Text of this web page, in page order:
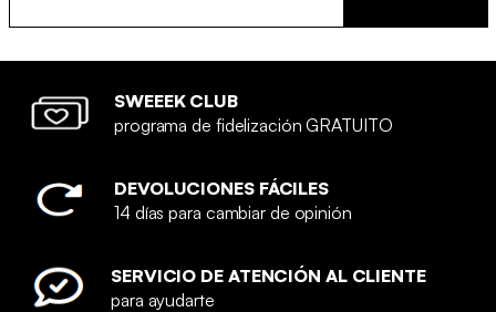
SWEEEK CLUB
programa de fidelización GRATUITO
DEVOLUCIONES FÁCILES
14 días para cambiar de opinión
SERVICIO DE ATENCIÓN AL CLIENTE
para ayudarte